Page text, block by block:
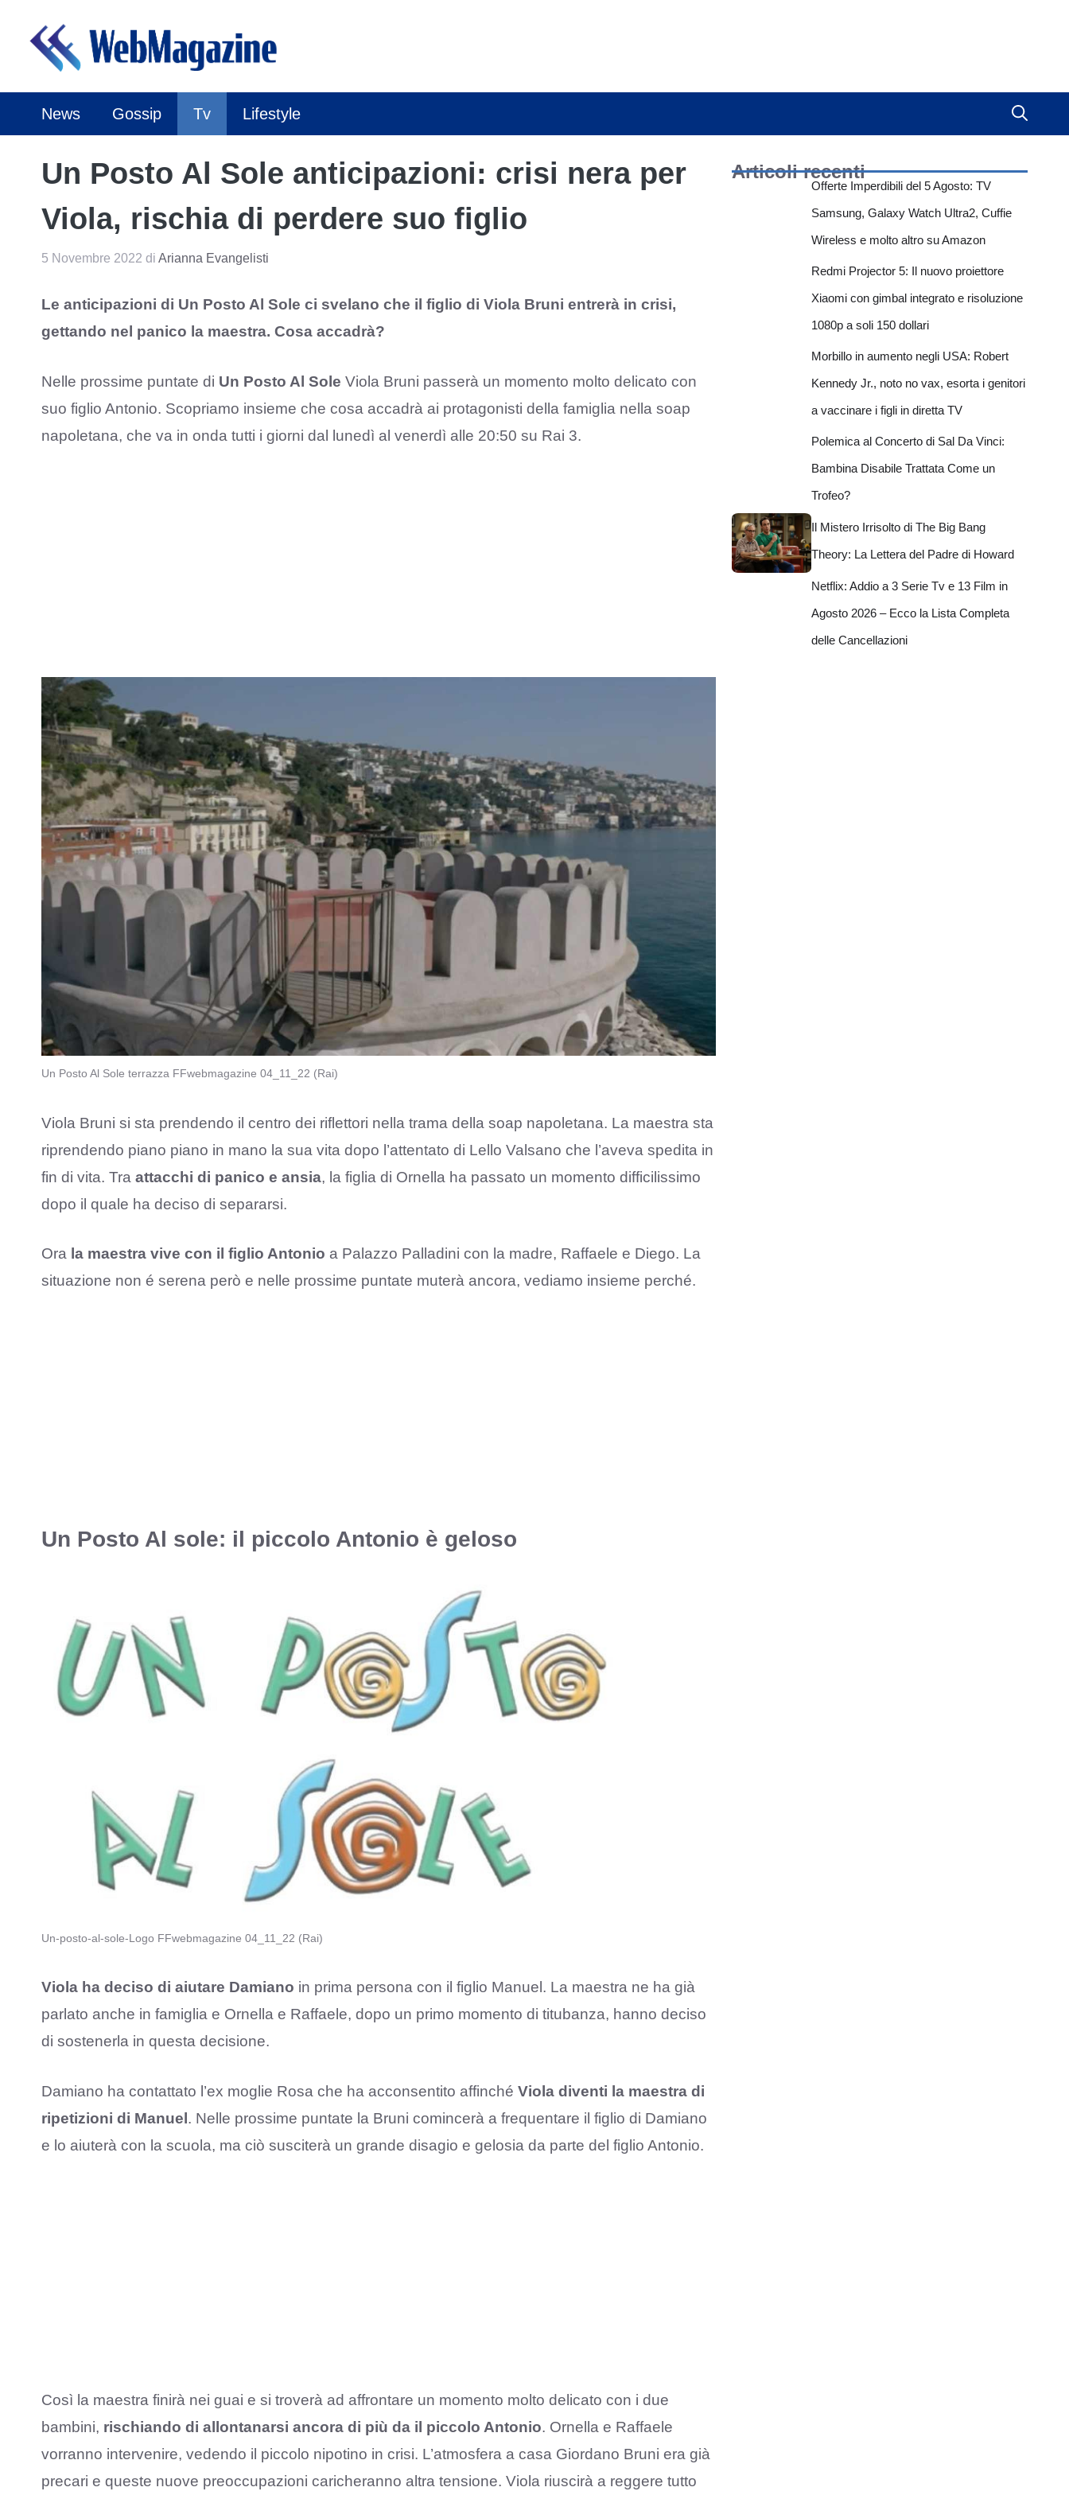
contenuto
News Gossip Tv Lifestyle
Un Posto Al Sole anticipazioni: crisi nera per
Viola, rischia di perdere suo figlio
5 Novembre 2022 di Arianna Evangelisti
Le anticipazioni di Un Posto Al Sole ci svelano che il figlio di Viola Bruni entrerà in crisi,
gettando nel panico la maestra. Cosa accadrà?
Nelle prossime puntate di Un Posto Al Sole Viola Bruni passerà un momento molto delicato con
suo figlio Antonio. Scopriamo insieme che cosa accadrà ai protagonisti della famiglia nella soap
napoletana, che va in onda tutti i giorni dal lunedì al venerdì alle 20:50 su Rai 3.
Un Posto Al Sole terrazza FFwebmagazine 04_11_22 (Rai)
Viola Bruni si sta prendendo il centro dei riflettori nella trama della soap napoletana. La maestra sta
riprendendo piano piano in mano la sua vita dopo l’attentato di Lello Valsano che l’aveva spedita in
fin di vita. Tra attacchi di panico e ansia, la figlia di Ornella ha passato un momento difficilissimo
dopo il quale ha deciso di separarsi.
Ora la maestra vive con il figlio Antonio a Palazzo Palladini con la madre, Raffaele e Diego. La
situazione non é serena però e nelle prossime puntate muterà ancora, vediamo insieme perché.
Un Posto Al sole: il piccolo Antonio è geloso
Un-posto-al-sole-Logo FFwebmagazine 04_11_22 (Rai)
Viola ha deciso di aiutare Damiano in prima persona con il figlio Manuel. La maestra ne ha già
parlato anche in famiglia e Ornella e Raffaele, dopo un primo momento di titubanza, hanno deciso
di sostenerla in questa decisione.
Damiano ha contattato l’ex moglie Rosa che ha acconsentito affinché Viola diventi la maestra di
ripetizioni di Manuel. Nelle prossime puntate la Bruni comincerà a frequentare il figlio di Damiano
e lo aiuterà con la scuola, ma ciò susciterà un grande disagio e gelosia da parte del figlio Antonio.
Così la maestra finirà nei guai e si troverà ad affrontare un momento molto delicato con i due
bambini, rischiando di allontanarsi ancora di più da il piccolo Antonio. Ornella e Raffaele
vorranno intervenire, vedendo il piccolo nipotino in crisi. L’atmosfera a casa Giordano Bruni era già
precari e queste nuove preoccupazioni caricheranno altra tensione. Viola riuscirà a reggere tutto
Articoli recenti
Offerte Imperdibili del 5 Agosto: TV
Samsung, Galaxy Watch Ultra2, Cuffie
Wireless e molto altro su Amazon
Redmi Projector 5: Il nuovo proiettore
Xiaomi con gimbal integrato e risoluzione
1080p a soli 150 dollari
Morbillo in aumento negli USA: Robert
Kennedy Jr., noto no vax, esorta i genitori
a vaccinare i figli in diretta TV
Polemica al Concerto di Sal Da Vinci:
Bambina Disabile Trattata Come un
Trofeo?
Il Mistero Irrisolto di The Big Bang
Theory: La Lettera del Padre di Howard
Netflix: Addio a 3 Serie Tv e 13 Film in
Agosto 2026 – Ecco la Lista Completa
delle Cancellazioni